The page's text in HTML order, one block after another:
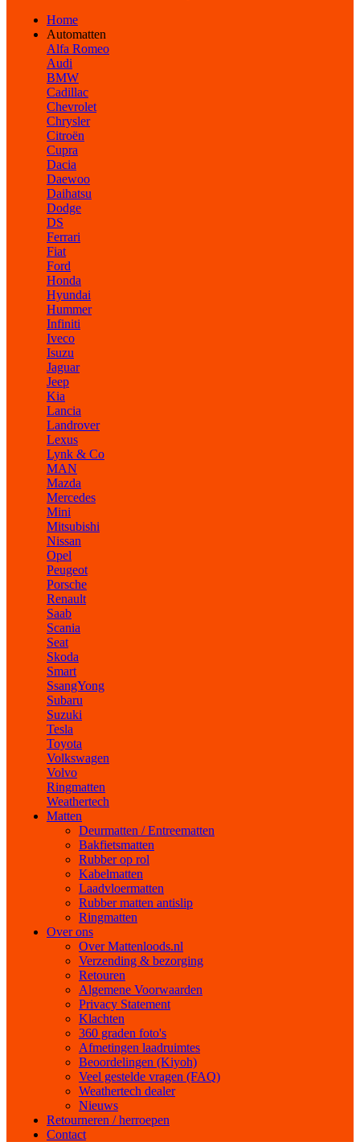
Home
Automatten
Alfa Romeo
Audi
BMW
Cadillac
Chevrolet
Chrysler
Citroën
Cupra
Dacia
Daewoo
Daihatsu
Dodge
DS
Ferrari
Fiat
Ford
Honda
Hyundai
Hummer
Infiniti
Iveco
Isuzu
Jaguar
Jeep
Kia
Lancia
Landrover
Lexus
Lynk & Co
MAN
Mazda
Mercedes
Mini
Mitsubishi
Nissan
Opel
Peugeot
Porsche
Renault
Saab
Scania
Seat
Skoda
Smart
SsangYong
Subaru
Suzuki
Tesla
Toyota
Volkswagen
Volvo
Ringmatten
Weathertech
Matten
Deurmatten / Entreematten
Bakfietsmatten
Rubber op rol
Kabelmatten
Laadvloermatten
Rubber matten antislip
Ringmatten
Over ons
Over Mattenloods.nl
Verzending & bezorging
Retouren
Algemene Voorwaarden
Privacy Statement
Klachten
360 graden foto's
Afmetingen laadruimtes
Beoordelingen (Kiyoh)
Veel gestelde vragen (FAQ)
Weathertech dealer
Nieuws
Retourneren / herroepen
Contact